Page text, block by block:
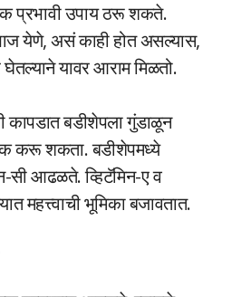
प्रभावी उपाय ठरू शकते.
येणे, असं काही होत असल्यास,
यावर आराम मिळतो.
कापडात बडीशेपला गुंडाळून
करू शकता. बडीशेपमध्ये
सी आढळते. व्हिटॅमिन-ए व
महत्त्वाची भूमिका बजावतात.